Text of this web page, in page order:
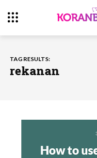
TAG RESULTS:
rekanan